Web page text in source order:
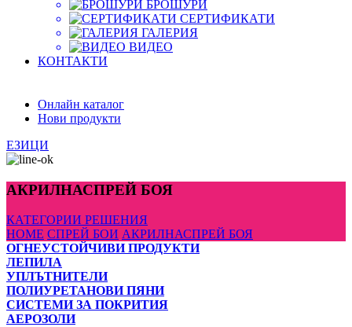
БРОШУРИ
СЕРТИФИКАТИ
ГАЛЕРИЯ
ВИДЕО
КОНТАКТИ
Онлайн каталог
Нови продукти
ЕЗИЦИ
АКРИЛНАСПРЕЙ БОЯ
КАТЕГОРИИ РЕШЕНИЯ
HOME СПРЕЙ БОИ АКРИЛНАСПРЕЙ БОЯ
ОГНЕУСТОЙЧИВИ ПРОДУКТИ
ЛЕПИЛА
УПЛЪТНИТЕЛИ
ПОЛИУРЕТАНОВИ ПЯНИ
СИСТЕМИ ЗА ПОКРИТИЯ
АЕРОЗОЛИ